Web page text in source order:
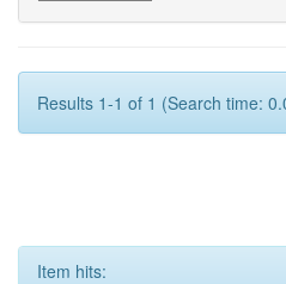
Results 1-1 of 1 (Search time:
Item hits: